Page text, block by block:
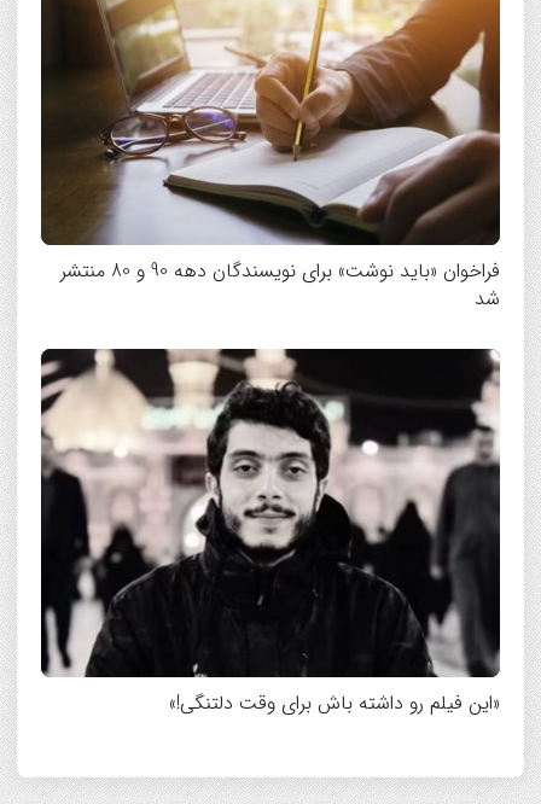
فراخوان «باید نوشت» برای نویسندگان دهه 90 و 80 منتشر
شد
«این فیلم رو داشته باش برای وقت دلتنگی!»